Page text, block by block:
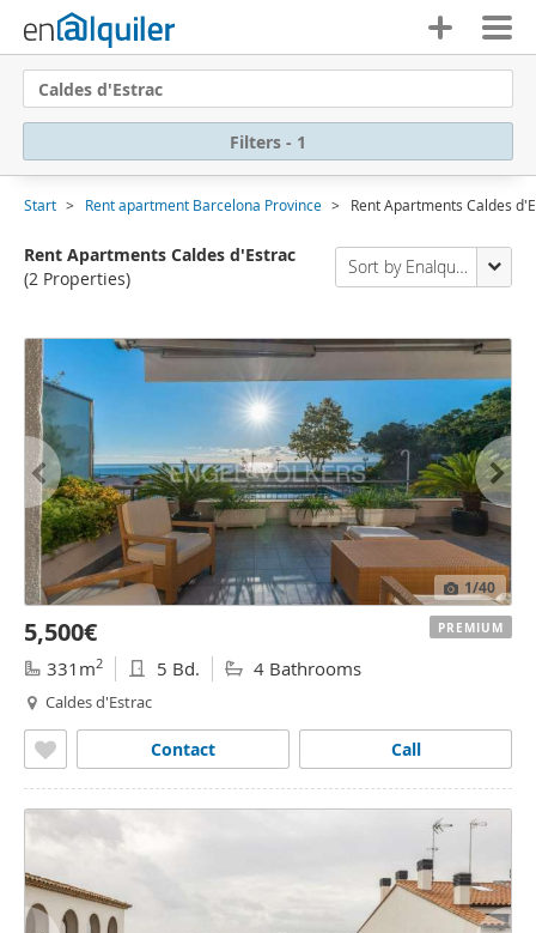
Caldes d'Estrac
Filters - 1
Start Rent apartment Barcelona Province Rent Apartments Caldes
Rent Apartments Caldes d'Estrac
(2 Properties)
Sort by Enalquiler
1/40
5,500€
331m2 5 Bd. 4 Bathrooms
Caldes d'Estrac
Call
Contact
PREMIUM